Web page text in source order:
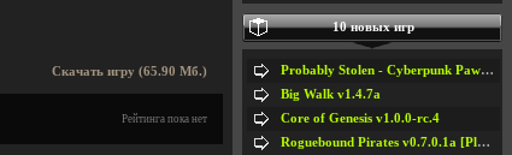
Скачать игру (65.90 Мб.)
Рейтинга пока нет
10 новых игр
Probably Stolen - Cyberpunk Pawnshop Simulator v048c [Playtest]
Big Walk v1.4.7a
Core of Genesis v1.0.0-rc.4
Roguebound Pirates v0.7.0.1a [Playtest]